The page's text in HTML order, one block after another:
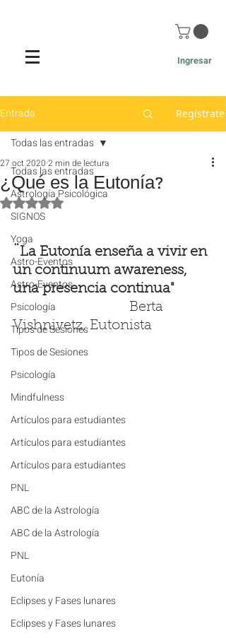
Ingresar
Entrada Regístrate
Todas las entradas
Astrología Psicológica
SIGNOS
Yoga
Astro-Eventos
Astro-Eventos
Psicología
Tipos de Sesiones
Tipos de Sesiones
Psicología
Mindfulness
Artículos para estudiantes
Artículos para estudiantes
Artículos para estudiantes
PNL
ABC de la Astrología
ABC de la Astrología
PNL
Eutonía
Eclipses y Fases lunares
Eclipses y Fases lunares
Todas las entradas
¿Qué es la Eutonía?
27 oct 2020 2 min de lectura
Obtuvo NaN de 5 estrellas.
¨La Eutonía enseña a vivir en
un continuum awareness,
una presencia continua"
                                 Berta
Vishnivetz, Eutonista